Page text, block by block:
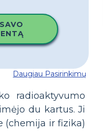
Daugiau Pasirinkimų
radioaktyvumo
du kartus. Ji
(chemija ir fizika)